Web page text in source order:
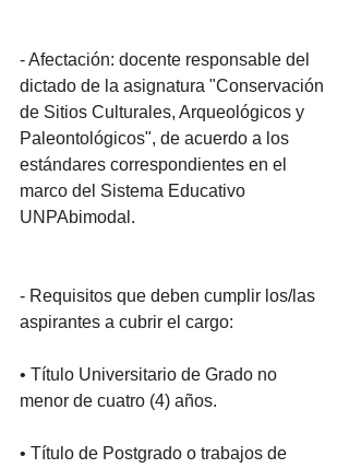
- Afectación: docente responsable del
dictado de la asignatura "Conservación
de Sitios Culturales, Arqueológicos y
Paleontológicos", de acuerdo a los
estándares correspondientes en el
marco del Sistema Educativo
UNPAbimodal.
- Requisitos que deben cumplir los/las
aspirantes a cubrir el cargo:
• Título Universitario de Grado no
menor de cuatro (4) años.
• Título de Postgrado o trabajos de